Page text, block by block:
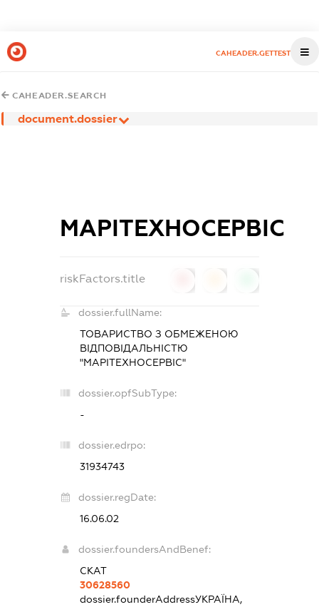
CAHEADER.GETTEST
CAHEADER.SEARCH
document.dossier
МАРІТЕХНОСЕРВІС
riskFactors.title
dossier.fullName:
ТОВАРИСТВО З ОБМЕЖЕНОЮ
ВІДПОВІДАЛЬНІСТЮ
"МАРІТЕХНОСЕРВІС"
dossier.opfSubType:
-
dossier.edrpo:
31934743
dossier.regDate:
16.06.02
dossier.foundersAndBenef:
СКАТ
30628560
dossier.founderAddressУКРАЇНА,